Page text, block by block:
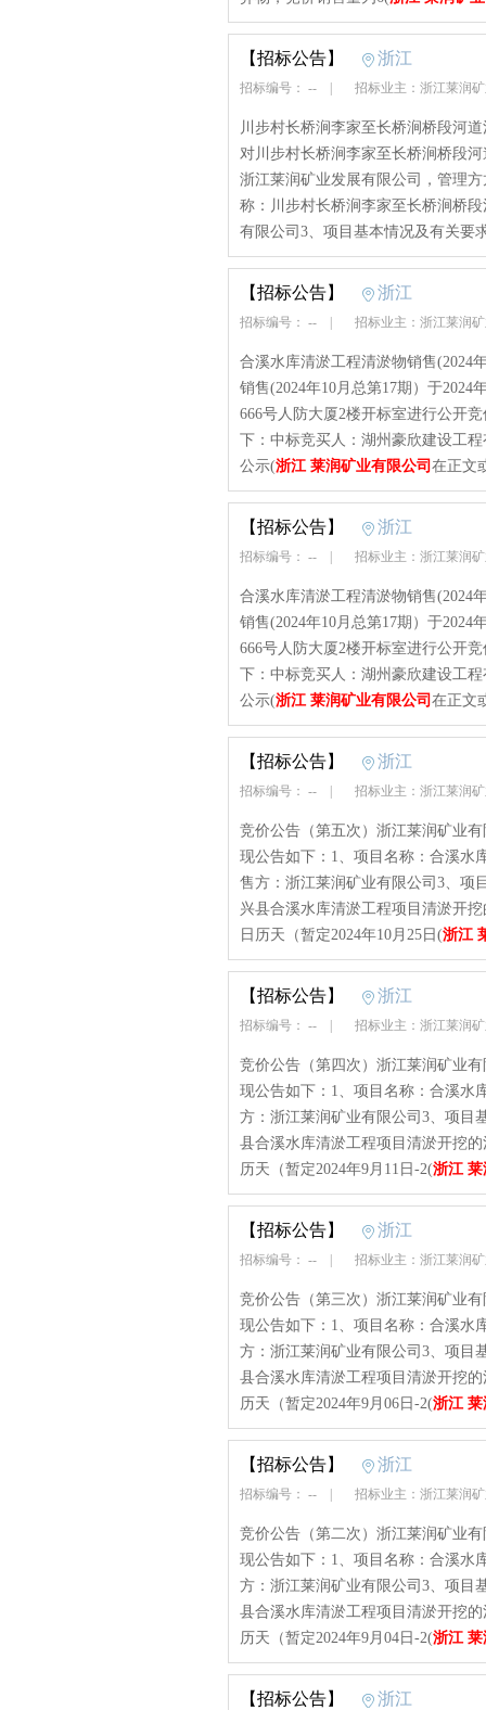
【招标公告】 浙江
招标编号： -- 招标业主：浙江莱润
川步村长桥涧李家至长桥涧桥段河
对川步村长桥涧李家至长桥涧桥段
浙江莱润矿业发展有限公司，管理
称：川步村长桥涧李家至长桥涧桥
有限公司3、项目基本情况及有关要
【招标公告】 浙江
招标编号： -- 招标业主：浙江莱润
合溪水库清淤工程清淤物销售(2024
销售(2024年10月总第17期）于2024
666号人防大厦2楼开标室进行公开
下：中标竞买人：湖州豪欣建设工
公示(浙江 莱润矿业有限公司 在正文
【招标公告】 浙江
招标编号： -- 招标业主：浙江莱润
合溪水库清淤工程清淤物销售(2024
销售(2024年10月总第17期）于2024
666号人防大厦2楼开标室进行公开
下：中标竞买人：湖州豪欣建设工
公示(浙江 莱润矿业有限公司 在正文
【招标公告】 浙江
招标编号： -- 招标业主：浙江莱润
竞价公告（第五次）浙江莱润矿业
现公告如下：1、项目名称：合溪水
售方：浙江莱润矿业有限公司3、项
兴县合溪水库清淤工程项目清淤开
日历天（暂定2024年10月25日(浙江
【招标公告】 浙江
招标编号： -- 招标业主：浙江莱润
竞价公告（第四次）浙江莱润矿业
现公告如下：1、项目名称：合溪水
方：浙江莱润矿业有限公司3、项目
县合溪水库清淤工程项目清淤开挖
历天（暂定2024年9月11日-2(浙江
【招标公告】 浙江
招标编号： -- 招标业主：浙江莱润
竞价公告（第三次）浙江莱润矿业
现公告如下：1、项目名称：合溪水
方：浙江莱润矿业有限公司3、项目
县合溪水库清淤工程项目清淤开挖
历天（暂定2024年9月06日-2(浙江
【招标公告】 浙江
招标编号： -- 招标业主：浙江莱润
竞价公告（第二次）浙江莱润矿业
现公告如下：1、项目名称：合溪水
方：浙江莱润矿业有限公司3、项目
县合溪水库清淤工程项目清淤开挖
历天（暂定2024年9月04日-2(浙江
【招标公告】 浙江